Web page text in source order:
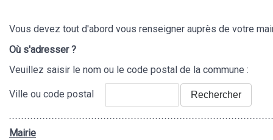
Vous devez tout d'abord vous renseigner auprès de votre
Où s'adresser ?
Veuillez saisir le nom ou le code postal de la commune :
Ville ou code postal Rechercher
Mairie